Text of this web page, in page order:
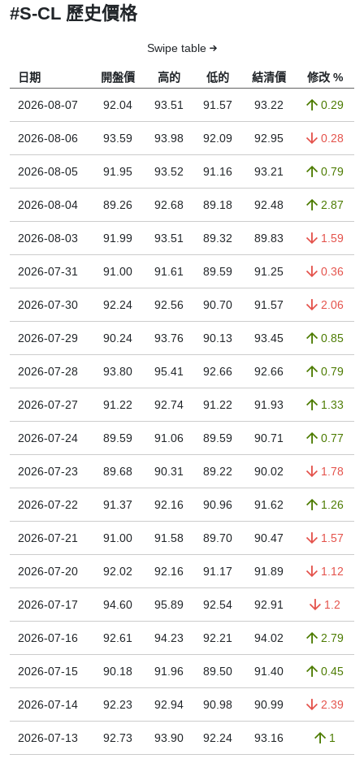
#S-CL 歷史價格
Swipe table
日期 開盤價 高的 低的 結清價 修改 %
2026-08-07 92.04 93.51 91.57 93.22 0.29
2026-08-06 93.59 93.98 92.09 92.95 0.28
2026-08-05 91.95 93.52 91.16 93.21 0.79
2026-08-04 89.26 92.68 89.18 92.48 2.87
2026-08-03 91.99 93.51 89.32 89.83 1.59
2026-07-31 91.00 91.61 89.59 91.25 0.36
2026-07-30 92.24 92.56 90.70 91.57 2.06
2026-07-29 90.24 93.76 90.13 93.45 0.85
2026-07-28 93.80 95.41 92.66 92.66 0.79
2026-07-27 91.22 92.74 91.22 91.93 1.33
2026-07-24 89.59 91.06 89.59 90.71 0.77
2026-07-23 89.68 90.31 89.22 90.02 1.78
2026-07-22 91.37 92.16 90.96 91.62 1.26
2026-07-21 91.00 91.58 89.70 90.47 1.57
2026-07-20 92.02 92.16 91.17 91.89 1.12
2026-07-17 94.60 95.89 92.54 92.91 1.2
2026-07-16 92.61 94.23 92.21 94.02 2.79
2026-07-15 90.18 91.96 89.50 91.40 0.45
2026-07-14 92.23 92.94 90.98 90.99 2.39
2026-07-13 92.73 93.90 92.24 93.16 1